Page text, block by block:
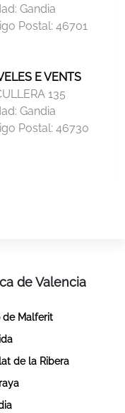
Gandia
Postal: 46701
E VENTS
135
Gandia
Postal: 46730
de Valencia
de Malferit
de la Ribera